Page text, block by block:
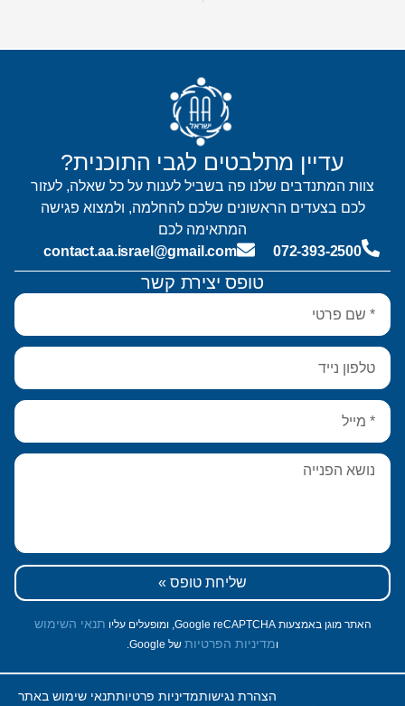
טופס יצירת קשר
שליחת טופס »
האתר מוגן באמצעות Google reCAPTCHA, ומופעלים עליו תנאי השימוש
ומדיניות הפרטיות של Google.
עדיין מתלבטים לגבי התוכנית?
צוות המתנדבים שלנו פה בשביל לענות על כל שאלה, לעזור
לכם בצעדים הראשונים שלכם להחלמה, ולמצוא פגישה
המתאימה לכם
072-393-2500
contact.aa.israel@gmail.com
תנאי שימוש באתרמדיניות פרטיותהצהרת נגישות